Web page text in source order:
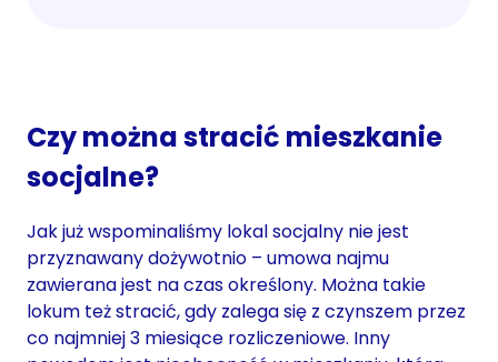
Czy można stracić mieszkanie
socjalne?
Jak już wspominaliśmy lokal socjalny nie jest
przyznawany dożywotnio – umowa najmu
zawierana jest na czas określony. Można takie
lokum też stracić, gdy zalega się z czynszem przez
co najmniej 3 miesiące rozliczeniowe. Inny